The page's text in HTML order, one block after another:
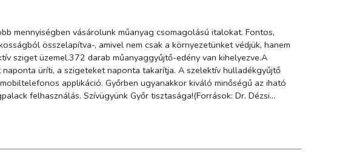
vásárolunk műanyag csomagolású italokat. Fontos,
védjük, hanem
szigeteket naponta takarítja. A szelektív hulladékgyűjtő
ugyanakkor kiváló minőségű az iható
tisztasága!(Források: Dr. Dézsi